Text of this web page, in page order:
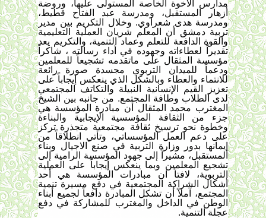
مدارس الاخوة الخاصة المستولى عليها، وروضة
أزهار المستقبل، ومدرسة عبد الفتاح قطيط،
ومدرسة هدى شعراوي.
وخلال التكريم بين مدير
تربية دمشق أن المعلم شريان العملية التعليمية
والقوة الدافعة للتعلم وعماد التنمية، والتكريم يعد
تقديراً لعطاءاته وجهوده في أداء رسالته ، شاكراً
مؤسسة المثقال على ماتقدمه تشجيعاً للمعلمين
ودعماً للميدان التربوي مجسدة صورة رائعة
للانتماء والعطاء وبالشكل الذي ينعكس إيجاباً على
تعزيز القيم الإنسانية النبيلة والتكاتف المجتمعي
لدى الطلاب وطافة المجتمع.
من جانبه بين الشيخ
المغترب محمد المثقال أن مبادرة المؤسسة هي
جزء من الثقافة المؤسسية الإيجابية والبناءة
وخطوة نحو ترسيخ ثقافة مجتمعية متجذرة تركز
على دعم العمل المؤسساتي، وتأتي انطلاقاً من
إيمانها بدور وزارة التربية في صنع الاجيال وبناء
المستقبل، مشيراً إلى جهود المؤسسة الرامية إلى
تشجيع المعلمين وبما ينعكس إيجاباً على العملية
التربوية، لافتاً ان مبادرات المؤسسة هي أحد
أشكال الشراكة المجتمعية في دفع مسيرة تنمية
المجتمع، آملاً أن تشكل المبادرة دافعاً لجميع أبناء
الوطن في الداخل والمغترب للمشاركة في دفع
عجلة التنمية.